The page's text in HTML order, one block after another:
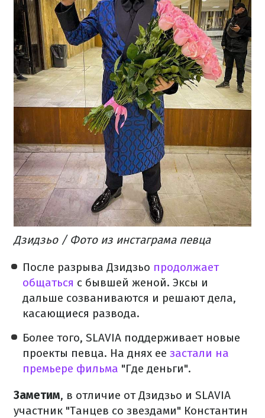
Дзидзьо / Фото из инстаграма певца
После разрыва Дзидзьо продолжает
общаться с бывшей женой. Эксы и
дальше созваниваются и решают дела,
касающиеся развода.
Более того, SLAVIA поддерживает новые
проекты певца. На днях ее застали на
премьере фильма "Где деньги".
Заметим, в отличие от Дзидзьо и SLAVIA
участник "Танцев со звездами" Константин